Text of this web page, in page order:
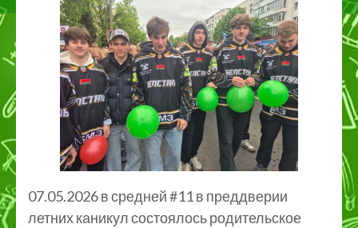
07.05.2026 в средней #11 в преддверии
летних каникул состоялось родительское